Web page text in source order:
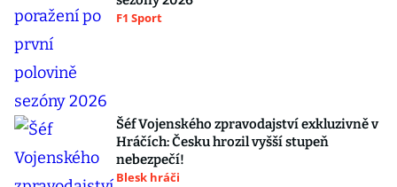
F1 Sport
Šéf Vojenského zpravodajství exkluzivně v
Hráčích: Česku hrozil vyšší stupeň
nebezpečí!
Blesk hráči